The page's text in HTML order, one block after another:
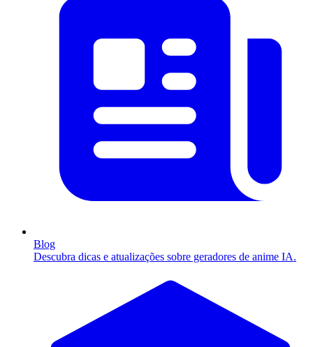
Blog
Descubra dicas e atualizações sobre geradores de anime IA.